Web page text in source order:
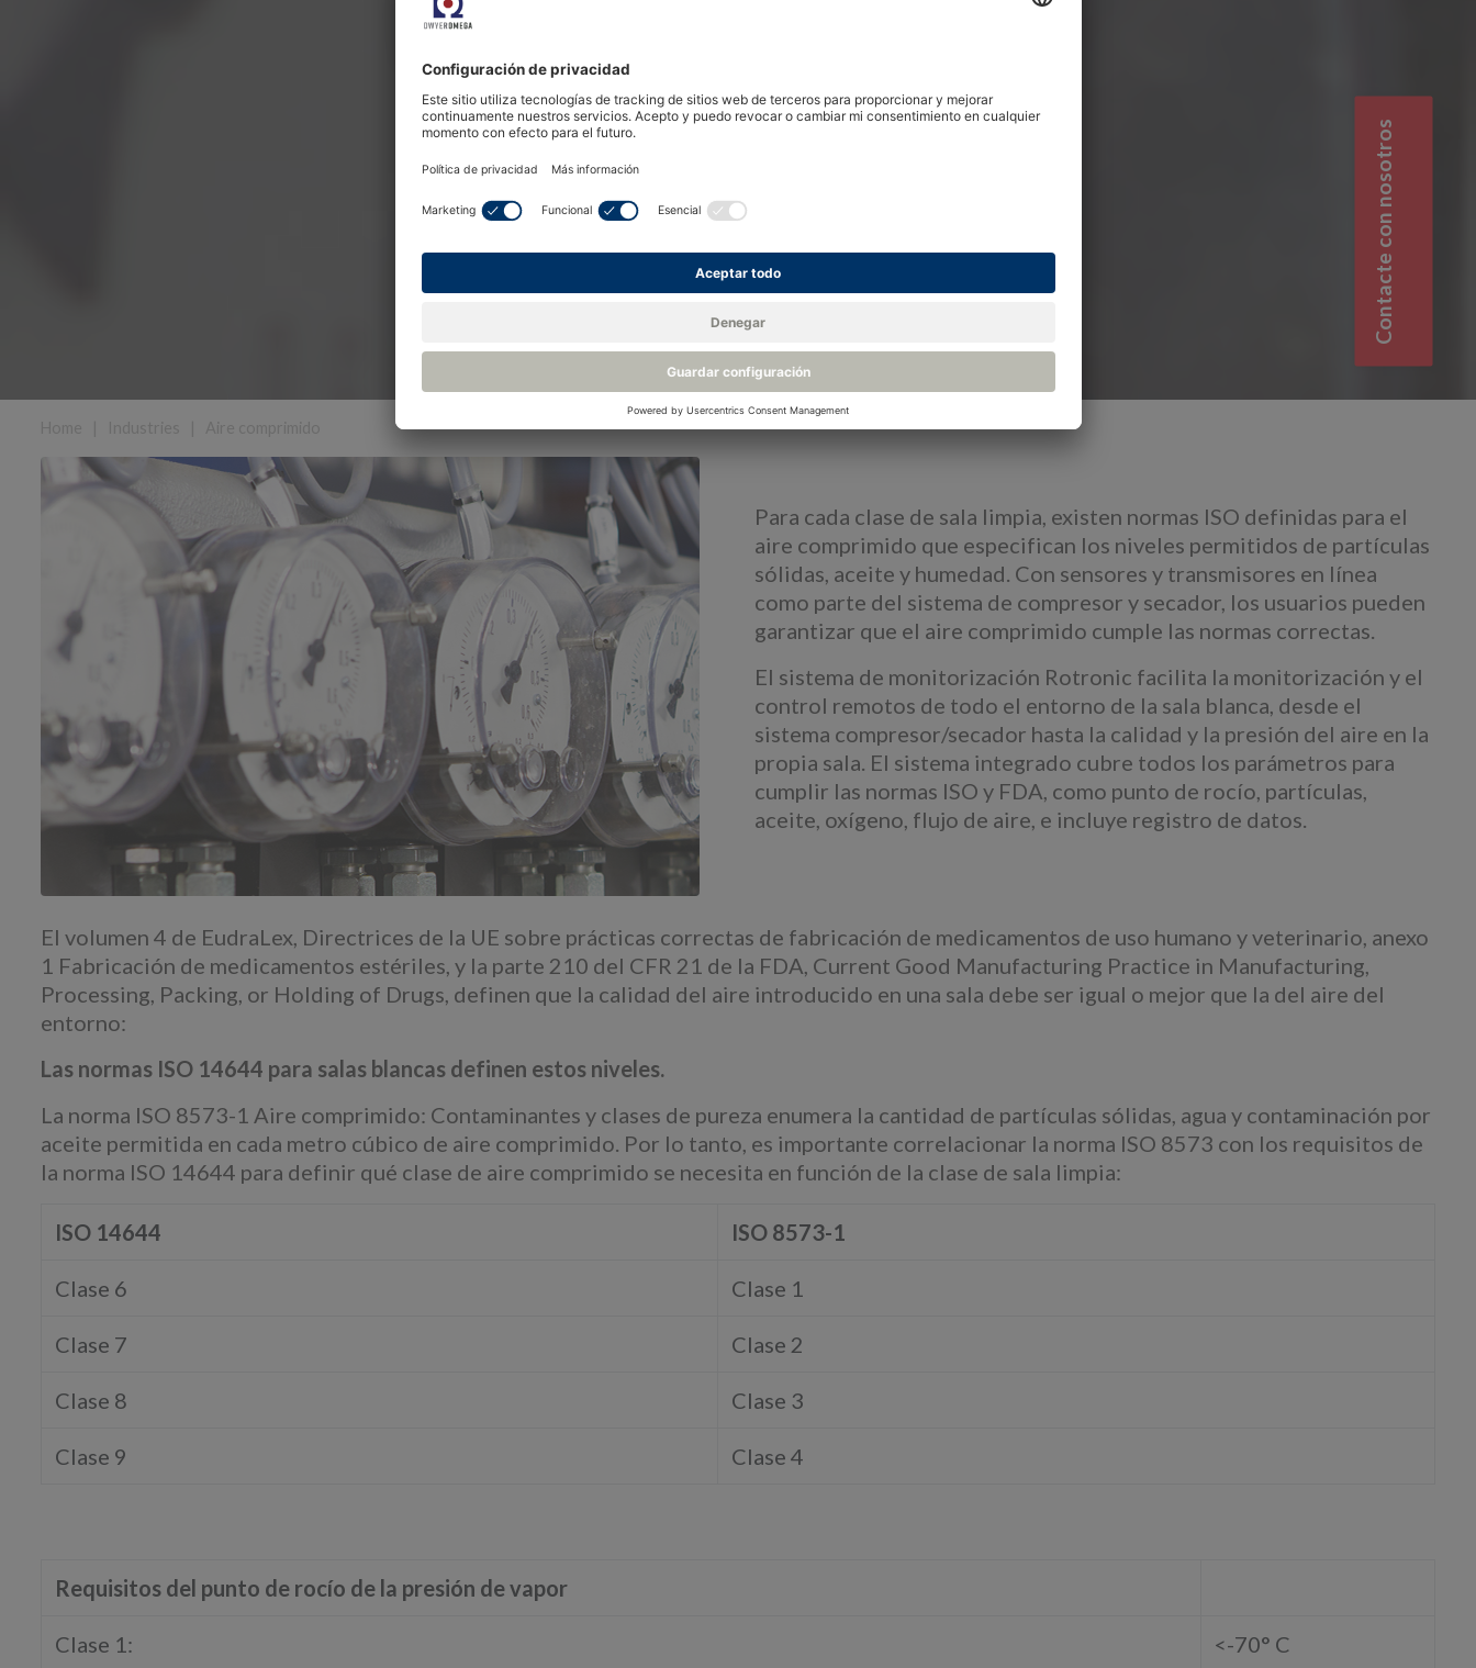
Para cada clase de sala limpia, existen normas ISO definidas para el
aire comprimido que especifican los niveles permitidos de partículas
sólidas, aceite y humedad. Con sensores y transmisores en línea
como parte del sistema de compresor y secador, los usuarios pueden
garantizar que el aire comprimido cumple las normas correctas.
El sistema de monitorización Rotronic facilita la monitorización y el
control remotos de todo el entorno de la sala blanca, desde el
sistema compresor/secador hasta la calidad y la presión del aire en la
propia sala. El sistema integrado cubre todos los parámetros para
cumplir las normas ISO y FDA, como punto de rocío, partículas,
aceite, oxígeno, flujo de aire, e incluye registro de datos.
El volumen 4 de EudraLex, Directrices de la UE sobre prácticas correctas de fabricación de medicamentos de uso humano y veterinario, anexo
1 Fabricación de medicamentos estériles, y la parte 210 del CFR 21 de la FDA, Current Good Manufacturing Practice in Manufacturing,
Processing, Packing, or Holding of Drugs, definen que la calidad del aire introducido en una sala debe ser igual o mejor que la del aire del
entorno:
Las normas ISO 14644 para salas blancas definen estos niveles.
La norma ISO 8573-1 Aire comprimido: Contaminantes y clases de pureza enumera la cantidad de partículas sólidas, agua y contaminación por
aceite permitida en cada metro cúbico de aire comprimido. Por lo tanto, es importante correlacionar la norma ISO 8573 con los requisitos de
la norma ISO 14644 para definir qué clase de aire comprimido se necesita en función de la clase de sala limpia:
ISO 14644 ISO 8573-1
Clase 6 Clase 1
Clase 7 Clase 2
Clase 8 Clase 3
Clase 9 Clase 4
Requisitos del punto de rocío de la presión de vapor
Clase 1: <-70° C
Contacte con nosotros